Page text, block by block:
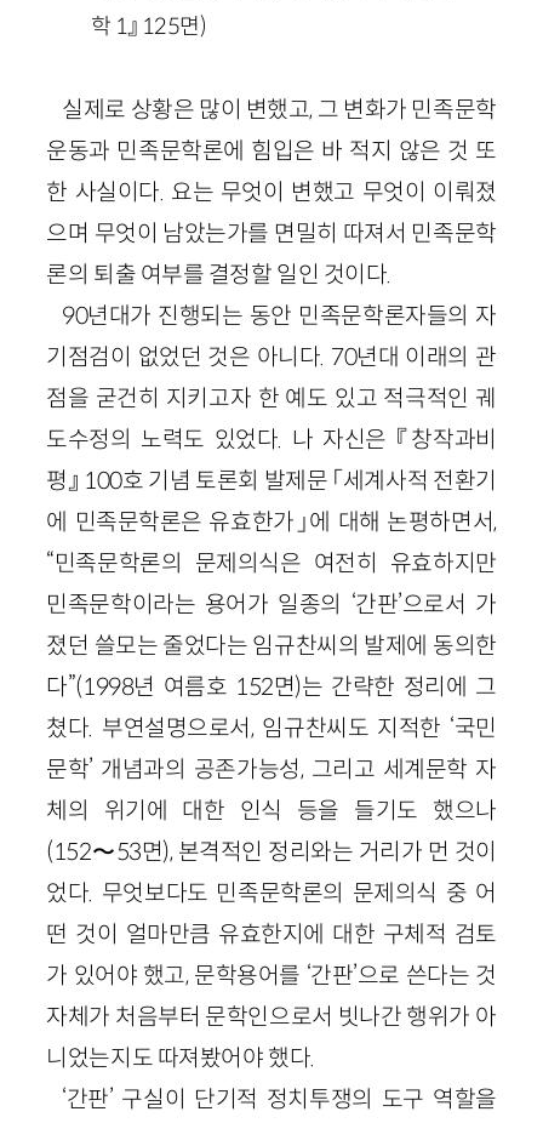
학 1』 125면)
실제로 상황은 많이 변했고, 그 변화가 민족문학
운동과 민족문학론에 힘입은 바 적지 않은 것 또
한 사실이다. 요는 무엇이 변했고 무엇이 이뤄졌
으며 무엇이 남았는가를 면밀히 따져서 민족문학
론의 퇴출 여부를 결정할 일인 것이다.
90년대가 진행되는 동안 민족문학론자들의 자
기점검이 없었던 것은 아니다. 70년대 이래의 관
점을 굳건히 지키고자 한 예도 있고 적극적인 궤
도수정의 노력도 있었다. 나 자신은 『창작과비
평』 100호 기념 토론회 발제문 「세계사적 전환기
에 민족문학론은 유효한가」에 대해 논평하면서,
“민족문학론의 문제의식은 여전히 유효하지만
민족문학이라는 용어가 일종의 ‘간판’으로서 가
졌던 쓸모는 줄었다는 임규찬씨의 발제에 동의한
다”(1998년 여름호 152면)는 간략한 정리에 그
쳤다. 부연설명으로서, 임규찬씨도 지적한 ‘국민
문학’ 개념과의 공존가능성, 그리고 세계문학 자
체의 위기에 대한 인식 등을 들기도 했으나
(152〜53면), 본격적인 정리와는 거리가 먼 것이
었다. 무엇보다도 민족문학론의 문제의식 중 어
떤 것이 얼마만큼 유효한지에 대한 구체적 검토
가 있어야 했고, 문학용어를 ‘간판’으로 쓴다는 것
자체가 처음부터 문학인으로서 빗나간 행위가 아
니었는지도 따져봤어야 했다.
‘간판’ 구실이 단기적 정치투쟁의 도구 역할을